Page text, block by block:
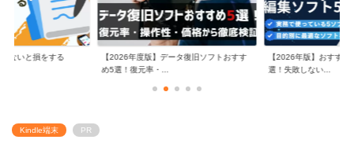
ないと損をする
【2026年度版】データ復旧ソフトおすす
め5選！復元率・...
【2026年版】おすす
選！失敗しない...
Kindle端末 PR